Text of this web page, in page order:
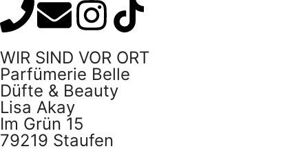
WIR SIND VOR ORT
Parfümerie Belle
Düfte & Beauty
Lisa Akay
Im Grün 15
79219 Staufen